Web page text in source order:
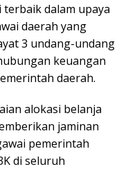
dalam upaya
daerah yang
3 undang-undang
keuangan
daerah.
alokasi belanja
jaminan
pemerintah
di seluruh